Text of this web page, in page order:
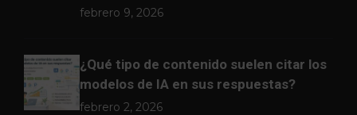
febrero 9, 2026
¿Qué tipo de contenido suelen citar los
modelos de IA en sus respuestas?
febrero 2, 2026